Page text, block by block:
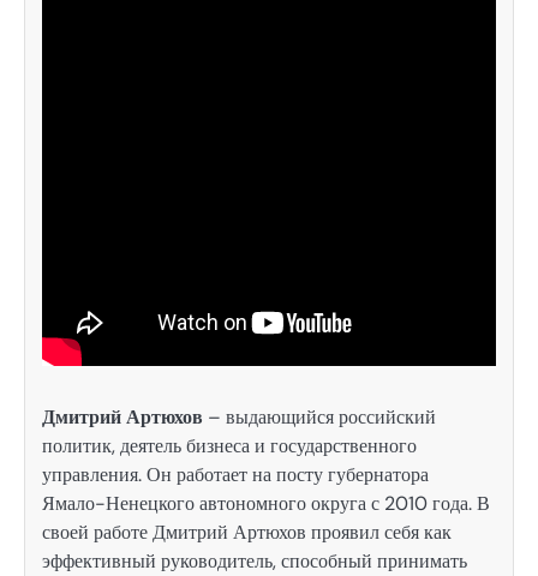
Дмитрий Артюхов – выдающийся российский
политик, деятель бизнеса и государственного
управления. Он работает на посту губернатора
Ямало-Ненецкого автономного округа с 2010 года. В
своей работе Дмитрий Артюхов проявил себя как
эффективный руководитель, способный принимать